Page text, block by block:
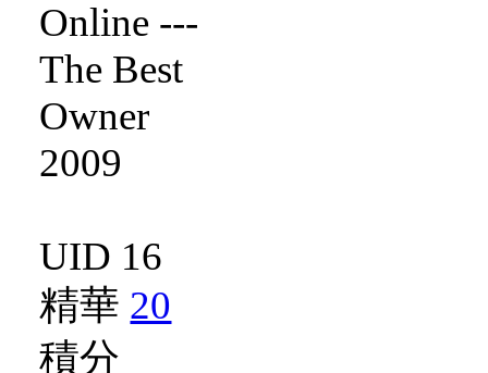
UID 16
精華 20
積分